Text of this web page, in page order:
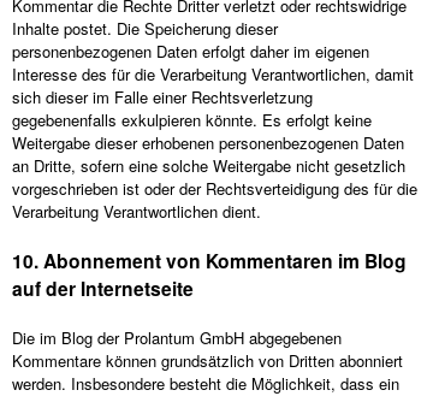
Kommentar die Rechte Dritter verletzt oder rechtswidrige
Inhalte postet. Die Speicherung dieser
personenbezogenen Daten erfolgt daher im eigenen
Interesse des für die Verarbeitung Verantwortlichen, damit
sich dieser im Falle einer Rechtsverletzung
gegebenenfalls exkulpieren könnte. Es erfolgt keine
Weitergabe dieser erhobenen personenbezogenen Daten
an Dritte, sofern eine solche Weitergabe nicht gesetzlich
vorgeschrieben ist oder der Rechtsverteidigung des für die
Verarbeitung Verantwortlichen dient.
10. Abonnement von Kommentaren im Blog
auf der Internetseite
Die im Blog der Prolantum GmbH abgegebenen
Kommentare können grundsätzlich von Dritten abonniert
werden. Insbesondere besteht die Möglichkeit, dass ein